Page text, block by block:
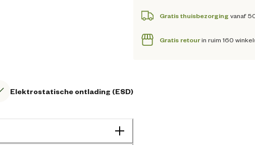
Elektrostatische ontlading (ESD)
Gratis thuisbezorging vanaf
Gratis retourin ruim 160